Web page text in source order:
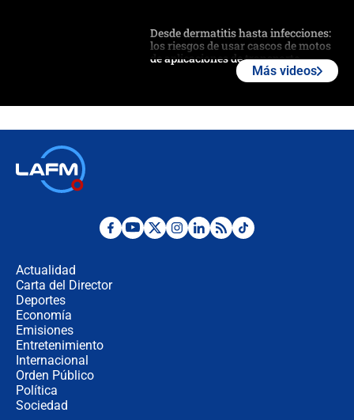
Desde dermatitis hasta infecciones:
los riesgos de usar cascos de motos
de aplicaciones de transporte
Posesión de Abelardo De La Espriella
Más videos
Actualidad
Carta del Director
Deportes
Economía
Emisiones
Entretenimiento
Internacional
Orden Público
Política
Sociedad